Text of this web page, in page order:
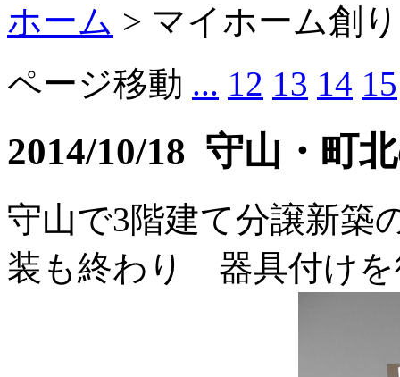
ホーム > マイホーム創
ページ移動 ... 12 13 14 15
2014/10/18 守山・町
守山で3階建て分譲新築
装も終わり 器具付けを